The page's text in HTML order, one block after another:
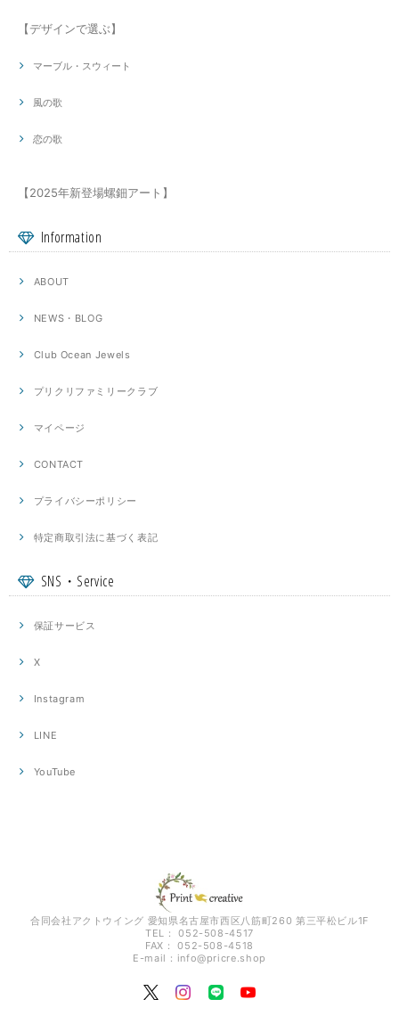
【デザインで選ぶ】
マーブル・スウィート
風の歌
恋の歌
【2025年新登場螺鈿アート】
Information
ABOUT
NEWS・BLOG
Club Ocean Jewels
プリクリファミリークラブ
マイページ
CONTACT
プライバシーポリシー
特定商取引法に基づく表記
SNS・Service
保証サービス
X
Instagram
LINE
YouTube
合同会社アクトウイング 愛知県名古屋市西区八筋町260 第三平松ビル1F
TEL： 052-508-4517
FAX： 052-508-4518
E-mail： info@pricre.shop